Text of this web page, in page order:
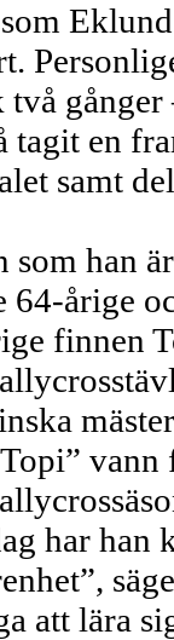
tagit en
samt
som han
64-årige
finnen
har han
att lära